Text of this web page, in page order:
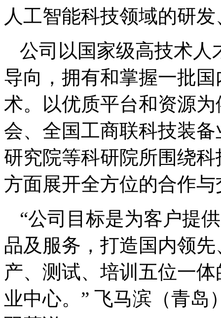
人工智能科技领域的研
公司以国家级高技术人
导向，拥有和掌握一批
术。以优质平台和资源
会、全国工商联科技装
研究院等科研院所围绕
方面展开全方位的合作与
“公司目标是为客户提
品及服务，打造国内领
产、测试、培训五位一
业中心。” 飞马滨（青岛